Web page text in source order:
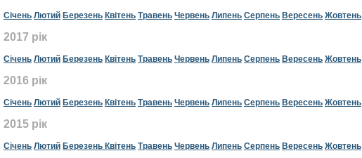
Січень Лютий Березень Квітень Травень Червень Липень Серпень Вересень Жовтень
2017 рік
Січень Лютий Березень Квітень Травень Червень Липень Серпень Вересень Жовтень
2016 рік
Січень Лютий Березень Квітень Травень Червень Липень Серпень Вересень Жовтень
2015 рік
Січень Лютий Березень Квітень Травень Червень Липень Серпень Вересень Жовтень